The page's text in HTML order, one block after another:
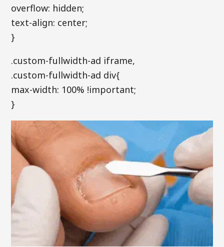
overflow: hidden;
text-align: center;
}
.custom-fullwidth-ad iframe,
.custom-fullwidth-ad div{
max-width: 100% !important;
}